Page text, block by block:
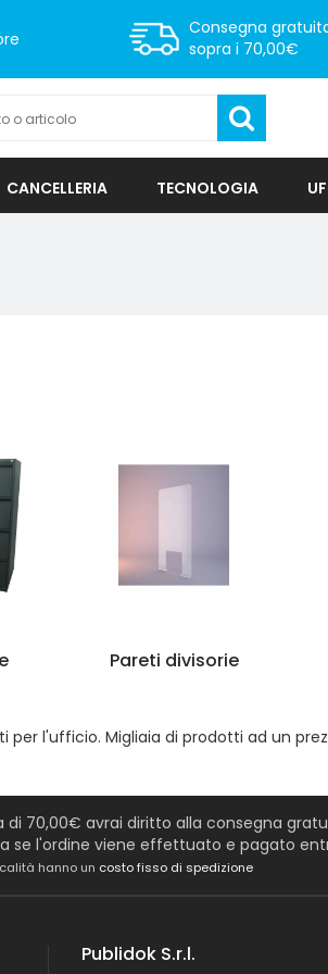
Consegna
sopra i 70,00€
CANCELLERIA TECNOLOGIA
Pareti divisorie
l'ufficio. Migliaia di prodotti ad un
70,00€ avrai diritto alla consegna
se l'ordine viene effettuato e pagato
hanno un costo fisso di spedizione
Publidok S.r.l.